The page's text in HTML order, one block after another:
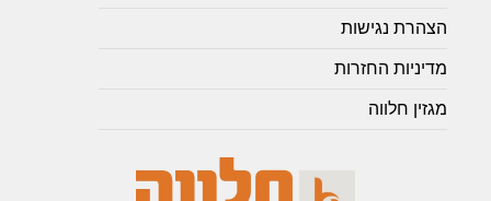
הצהרת נגישות
מדיניות החזרות
מגזין חלווה